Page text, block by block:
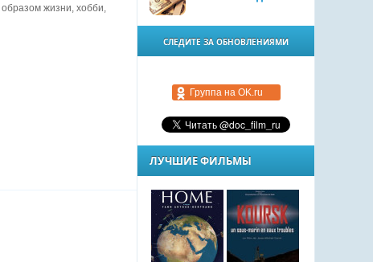
жизни, хобби,
СЛЕДИТЕ ЗА ОБНОВЛЕНИЯМИ
Группа на OK.ru
ЛУЧШИЕ ФИЛЬМЫ